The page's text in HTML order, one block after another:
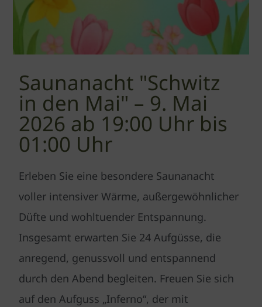
Saunanacht "Schwitz
in den Mai" – 9. Mai
2026 ab 19:00 Uhr bis
01:00 Uhr
Erleben Sie eine besondere Saunanacht
voller intensiver Wärme, außergewöhnlicher
Düfte und wohltuender Entspannung.
Insgesamt erwarten Sie 24 Aufgüsse, die
anregend, genussvoll und entspannend
durch den Abend begleiten. Freuen Sie sich
auf den Aufguss „Inferno“, der mit